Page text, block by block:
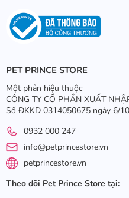
PET PRINCE STORE
Một phân hiệu thuộc
CÔNG TY CỔ PHẦN XUẤT
Số ĐKKD 0314050675 ngày 6/
0932 000 247
info@petprincestore.vn
petprincestore.vn
Theo dõi Pet Prince Store tại: